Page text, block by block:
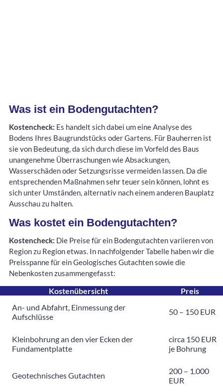
Was ist ein Bodengutachten?
Kostencheck: Es handelt sich dabei um eine Analyse des
Bodens Ihres Baugrundstücks oder Gartens. Für Bauherren ist
sie von Bedeutung, da sich durch diese im Vorfeld des Baus
unangenehme Überraschungen wie Absackungen,
Wasserschäden oder Setzungsrisse vermeiden lassen. Da die
entsprechenden Maßnahmen sehr teuer sein können, lohnt es
sich unter Umständen, alternativ nach einem anderen Bauplatz
Ausschau zu halten.
Was kostet ein Bodengutachten?
Kostencheck: Die Preise für ein Bodengutachten variieren von
Region zu Region etwas. In nachfolgender Tabelle haben wir die
Preisspanne für ein Geologisches Gutachten sowie die
Nebenkosten zusammengefasst:
Kostenübersicht
Preis
An- und Abfahrt, Einmessung der
Aufschlüsse
50 – 150 EUR
Kleinbohrung an den vier Ecken der
Fundamentplatte
circa 150 EUR
je Bohrung
Geotechnisches Gutachten
200 – 1.000
EUR